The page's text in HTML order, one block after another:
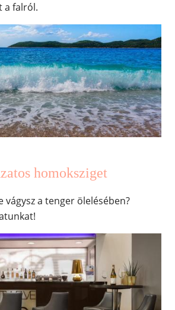
a falról.
homoksziget
vágysz a tenger ölelésében?